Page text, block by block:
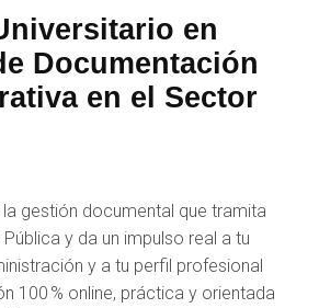
en
Documentación
en el Sector
la gestión documental que tramita
y da un impulso real a tu
y a tu perfil profesional
100 % online, práctica y orientada